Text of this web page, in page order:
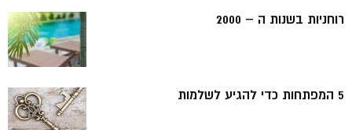
רוחניות בשנות ה – 2000
5 המפתחות כדי להגיע לשלמות